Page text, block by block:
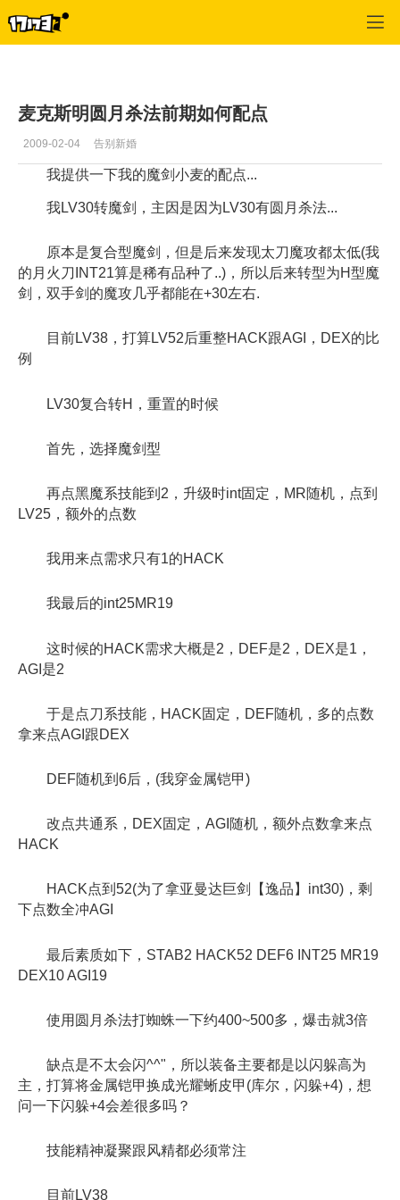
麦克斯明圆月杀法前期如何配点
2009-02-04 告别新婚
我提供一下我的魔剑小麦的配点...
我LV30转魔剑，主因是因为LV30有圆月杀法...
原本是复合型魔剑，但是后来发现太刀魔攻都太低(我
的月火刀INT21算是稀有品种了..)，所以后来转型为H型魔
剑，双手剑的魔攻几乎都能在+30左右.
目前LV38，打算LV52后重整HACK跟AGI，DEX的比
例
LV30复合转H，重置的时候
首先，选择魔剑型
再点黑魔系技能到2，升级时int固定，MR随机，点到
LV25，额外的点数
我用来点需求只有1的HACK
我最后的int25MR19
这时候的HACK需求大概是2，DEF是2，DEX是1，
AGI是2
于是点刀系技能，HACK固定，DEF随机，多的点数
拿来点AGI跟DEX
DEF随机到6后，(我穿金属铠甲)
改点共通系，DEX固定，AGI随机，额外点数拿来点
HACK
HACK点到52(为了拿亚曼达巨剑【逸品】int30)，剩
下点数全冲AGI
最后素质如下，STAB2 HACK52 DEF6 INT25 MR19
DEX10 AGI19
使用圆月杀法打蜘蛛一下约400~500多，爆击就3倍
缺点是不太会闪^^"，所以装备主要都是以闪躲高为
主，打算将金属铠甲换成光耀蜥皮甲(库尔，闪躲+4)，想
问一下闪躲+4会差很多吗？
技能精神凝聚跟风精都必须常注
目前LV38